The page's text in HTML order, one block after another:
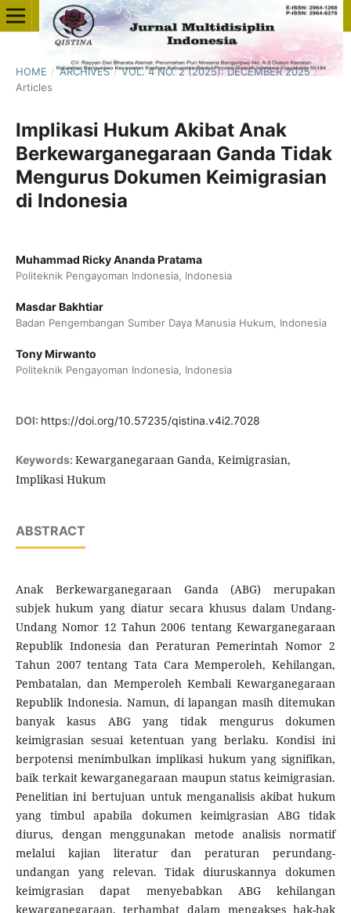
HOME / ARCHIVES / VOL. 4 NO. 2 (2025): DECEMBER 2025 /
Articles
Implikasi Hukum Akibat Anak
Berkewarganegaraan Ganda Tidak
Mengurus Dokumen Keimigrasian
di Indonesia
Muhammad Ricky Ananda Pratama
Politeknik Pengayoman Indonesia, Indonesia
Masdar Bakhtiar
Badan Pengembangan Sumber Daya Manusia Hukum, Indonesia
Tony Mirwanto
Politeknik Pengayoman Indonesia, Indonesia
DOI: https://doi.org/10.57235/qistina.v4i2.7028
Keywords: Kewarganegaraan Ganda, Keimigrasian,
Implikasi Hukum
ABSTRACT
Anak Berkewarganegaraan Ganda (ABG) merupakan
subjek hukum yang diatur secara khusus dalam Undang-
Undang Nomor 12 Tahun 2006 tentang Kewarganegaraan
Republik Indonesia dan Peraturan Pemerintah Nomor 2
Tahun 2007 tentang Tata Cara Memperoleh, Kehilangan,
Pembatalan, dan Memperoleh Kembali Kewarganegaraan
Republik Indonesia. Namun, di lapangan masih ditemukan
banyak kasus ABG yang tidak mengurus dokumen
keimigrasian sesuai ketentuan yang berlaku. Kondisi ini
berpotensi menimbulkan implikasi hukum yang signifikan,
baik terkait kewarganegaraan maupun status keimigrasian.
Penelitian ini bertujuan untuk menganalisis akibat hukum
yang timbul apabila dokumen keimigrasian ABG tidak
diurus, dengan menggunakan metode analisis normatif
melalui kajian literatur dan peraturan perundang-
undangan yang relevan. Tidak diuruskannya dokumen
keimigrasian dapat menyebabkan ABG kehilangan
kewarganegaraan, terhambat dalam mengakses hak-hak